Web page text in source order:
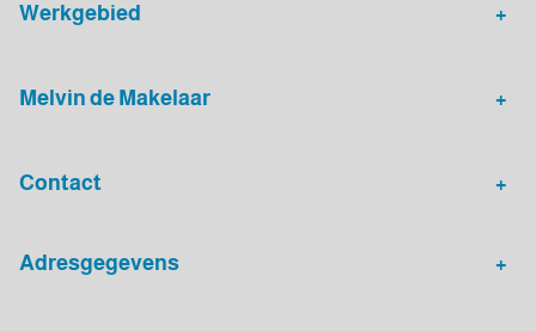
Werkgebied
Melvin de Makelaar
Contact
030 - 20 72 575
Adresgegevens